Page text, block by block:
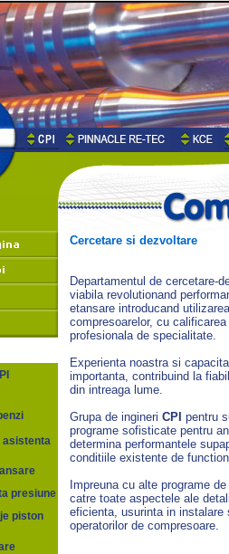
asistenta
presiune
piston
Cercetare si dezvoltare
Departamentul de cercetare-
viabila revolutionand
etansare introducand
compresoarelor, cu
profesionala de specialitate.
Experienta noastra si
importanta, contribuind la
din intreaga lume.
Grupa de ingineri CPI pentru
programe sofisticate pentru
determina performantele
conditiile existente de
Impreuna cu alte programe
catre toate aspectele ale
eficienta, usurinta in
operatorilor de compresoare.